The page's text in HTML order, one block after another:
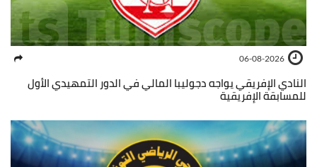
06-08-2026
النادي الإفريقي يواجه دجوليبا المالي في الدور التمهيدي الأول
للمسابقة الإفريقية